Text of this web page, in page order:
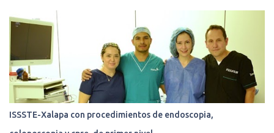
s
ISSSTE-Xalapa con procedimientos de endoscopia,